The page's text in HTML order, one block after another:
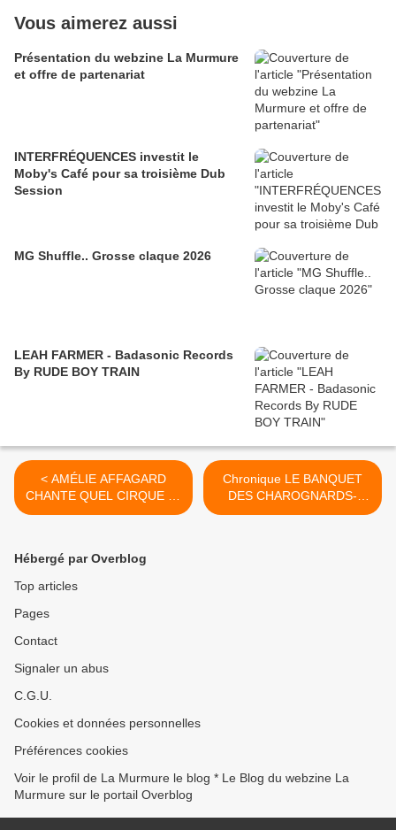
Vous aimerez aussi
Présentation du webzine La Murmure
et offre de partenariat
INTERFRÉQUENCES investit le
Moby's Café pour sa troisième Dub
Session
MG Shuffle.. Grosse claque 2026
LEAH FARMER - Badasonic Records
By RUDE BOY TRAIN
< AMÉLIE AFFAGARD
CHANTE QUEL CIRQUE ! –
CRÉATION 2019
Chronique LE BANQUET
DES CHAROGNARDS-
JOAD- >
Hébergé par Overblog
Top articles
Pages
Contact
Signaler un abus
C.G.U.
Cookies et données personnelles
Préférences cookies
Voir le profil de La Murmure le blog * Le Blog du webzine La
Murmure sur le portail Overblog